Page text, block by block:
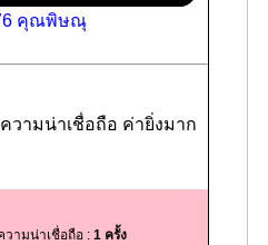
คุณพิษณุ
วามน่าเชื่อถือ ค่ายิ่งมาก
วามน่าเชื่อถือ : 1 ครั้ง